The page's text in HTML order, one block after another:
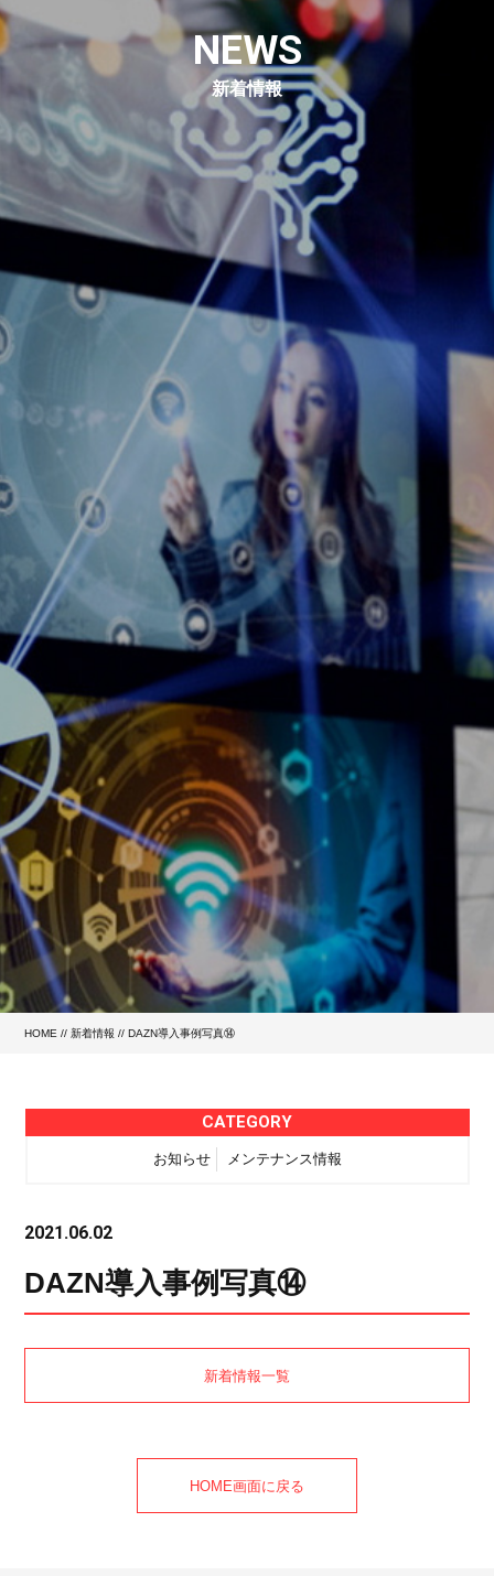
NEWS
新着情報
HOME //新着情報 // DAZN導入事例写真⑭
CATEGORY
お知らせ メンテナンス情報
2021.06.02
DAZN導入事例写真⑭
新着情報一覧
HOME画面に戻る